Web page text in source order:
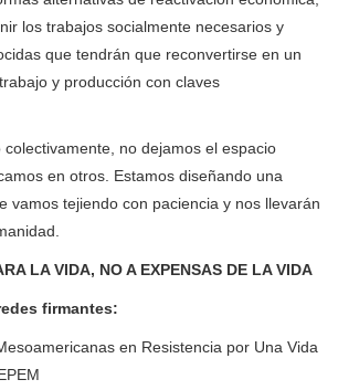
los trabajos socialmente necesarios y
que tendrán que reconvertirse en un
y producción con claves
colectivamente, no dejamos el espacio
en otros. Estamos diseñando una
vamos tejiendo con paciencia y nos llevarán
LA VIDA, NO A EXPENSAS DE LA VIDA
firmantes:
en Resistencia por Una Vida